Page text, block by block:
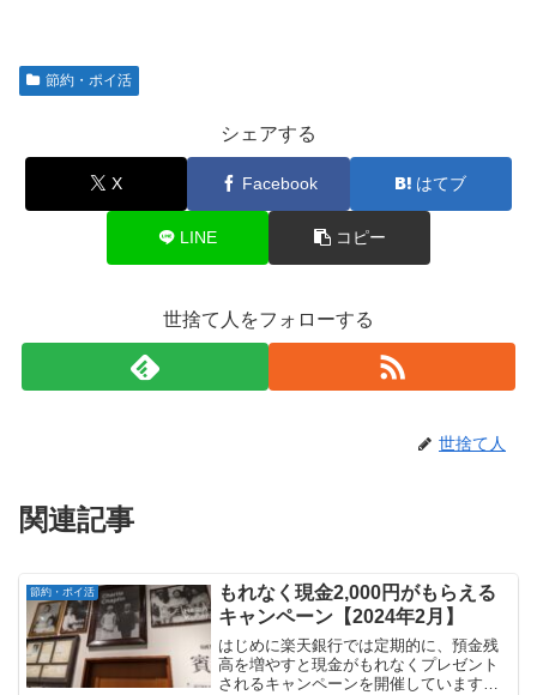
節約・ポイ活
シェアする
X Facebook はてブ
LINE コピー
世捨て人をフォローする
世捨て人
関連記事
節約・ポイ活
もれなく現金2,000円がもらえる
キャンペーン【2024年2月】
はじめに楽天銀行では定期的に、預金残
高を増やすと現金がもれなくプレゼント
されるキャンペーンを開催しています。